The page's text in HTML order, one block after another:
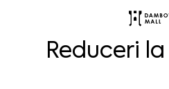
Reduceri